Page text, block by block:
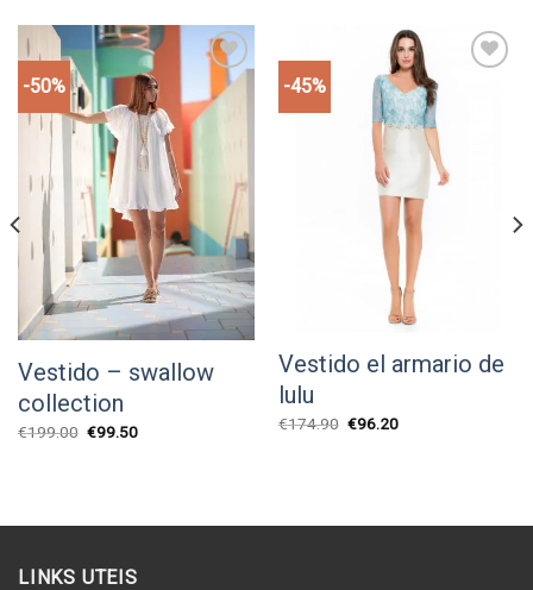
-50%
Add to
wishlist
Vestido – swallow
collection
€199.00 O
€99.50O
-45%
Vestido el armario de
lulu
€174.90 O
€96.20O
LINKS UTEIS